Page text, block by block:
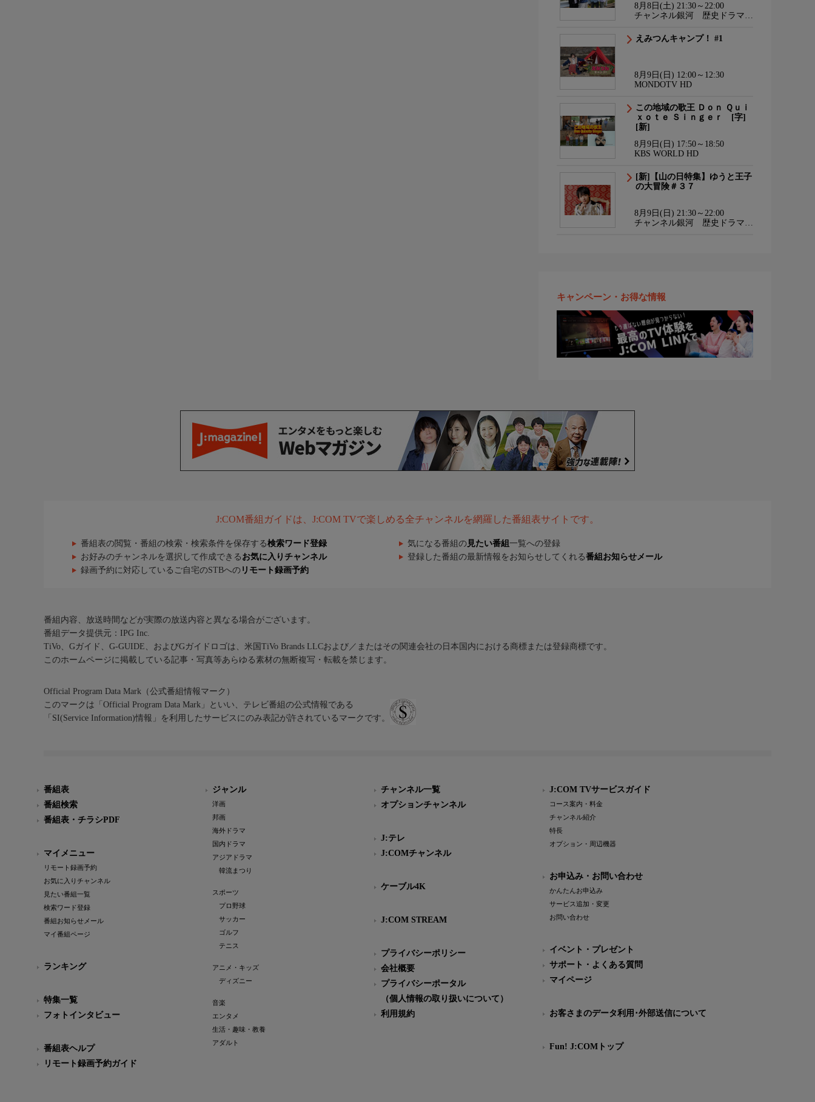
8月8日(土) 21:30～22:00
チャンネル銀河 歴史ドラマ・
えみつんキャンプ！ #1
8月9日(日) 12:00～12:30
MONDOTV HD
この地域の歌王 Ｄｏｎ Ｑｕｉ
ｘｏｔｅ Ｓｉｎｇｅｒ [字]
[新]
8月9日(日) 17:50～18:50
KBS WORLD HD
[新]【山の日特集】ゆうと王子
の大冒険＃３７
8月9日(日) 21:30～22:00
チャンネル銀河 歴史ドラマ・
キャンペーン・お得な情報
J:COM番組ガイドは、J:COM TVで楽しめる全チャンネルを網羅した番組表サイトです。
番組表の閲覧・番組の検索・検索条件を保存する検索ワード登録 気になる番組の 見たい番組 一覧への登録
お好みのチャンネルを選択して作成できる お気に入りチャンネル 登録した番組の最新情報をお知らせしてくれる番組お知らせメール
録画予約に対応しているご自宅のSTBへの リモート録画予約
番組内容、放送時間などが実際の放送内容と異なる場合がございます。
番組データ提供元：IPG Inc.
TiVo、Gガイド、G-GUIDE、およびGガイドロゴは、米国TiVo Brands LLCおよび／またはその関連会社の日本国内における商標または登録商標です。
このホームページに掲載している記事・写真等あらゆる素材の無断複写・転載を禁じます。
Official Program Data Mark（公式番組情報マーク）
このマークは「Official Program Data Mark」といい、テレビ番組の公式情報である
「SI(Service Information)情報」を利用したサービスにのみ表記が許されているマークです。
番組表
番組検索
番組表・チラシPDF
マイメニュー
リモート録画予約
お気に入りチャンネル
見たい番組一覧
検索ワード登録
番組お知らせメール
マイ番組ページ
ランキング
特集一覧
フォトインタビュー
番組表ヘルプ
リモート録画予約ガイド
ジャンル
洋画
邦画
海外ドラマ
国内ドラマ
アジアドラマ
韓流まつり
スポーツ
プロ野球
サッカー
ゴルフ
テニス
アニメ・キッズ
ディズニー
音楽
エンタメ
生活・趣味・教養
アダルト
チャンネル一覧
オプションチャンネル
J:テレ
J:COMチャンネル
ケーブル4K
J:COM STREAM
プライバシーポリシー
会社概要
プライバシーポータル
（個人情報の取り扱いについて）
利用規約
J:COM TVサービスガイド
コース案内・料金
チャンネル紹介
特長
オプション・周辺機器
お申込み・お問い合わせ
かんたんお申込み
サービス追加・変更
お問い合わせ
イベント・プレゼント
サポート・よくある質問
マイページ
お客さまのデータ利用･外部送信について
Fun! J:COMトップ